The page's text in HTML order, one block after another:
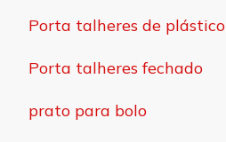
Porta talheres de plástico
Porta talheres fechado
prato para bolo